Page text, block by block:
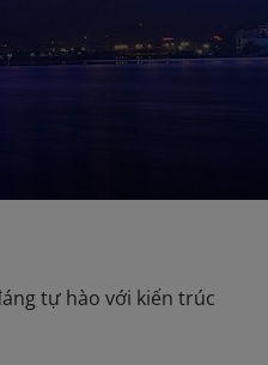
tự hào với kiến trúc